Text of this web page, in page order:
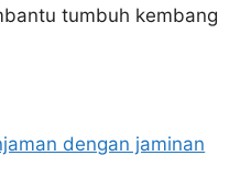
tumbuh kembang
dengan jaminan